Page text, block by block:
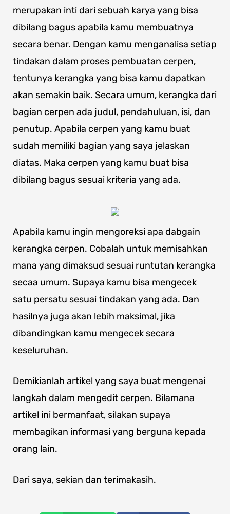
merupakan inti dari sebuah karya yang bisa
dibilang bagus apabila kamu membuatnya
secara benar. Dengan kamu menganalisa setiap
tindakan dalam proses pembuatan cerpen,
tentunya kerangka yang bisa kamu dapatkan
akan semakin baik. Secara umum, kerangka dari
bagian cerpen ada judul, pendahuluan, isi, dan
penutup. Apabila cerpen yang kamu buat
sudah memiliki bagian yang saya jelaskan
diatas. Maka cerpen yang kamu buat bisa
dibilang bagus sesuai kriteria yang ada.
Apabila kamu ingin mengoreksi apa dabgain
kerangka cerpen. Cobalah untuk memisahkan
mana yang dimaksud sesuai runtutan kerangka
secaa umum. Supaya kamu bisa mengecek
satu persatu sesuai tindakan yang ada. Dan
hasilnya juga akan lebih maksimal, jika
dibandingkan kamu mengecek secara
keseluruhan.
Demikianlah artikel yang saya buat mengenai
langkah dalam mengedit cerpen. Bilamana
artikel ini bermanfaat, silakan supaya
membagikan informasi yang berguna kepada
orang lain.
Dari saya, sekian dan terimakasih.